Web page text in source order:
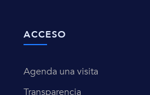
ACCESO
Agenda una visita
Transparencia